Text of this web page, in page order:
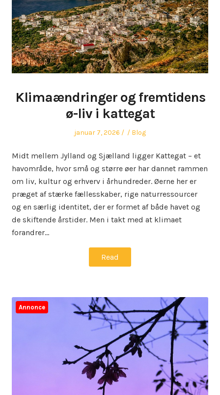
Klimaændringer og fremtidens
ø-liv i kattegat
Posted
januar 7, 2026 Author
Posted
Blog
Midt mellem Jylland og Sjælland ligger Kattegat – et
havområde, hvor små og større øer har dannet rammen
om liv, kultur og erhverv i århundreder. Øerne her er
præget af stærke fællesskaber, rige naturressourcer
og en særlig identitet, der er formet af både havet og
de skiftende årstider. Men i takt med at klimaet
forandrer…
Read
Annonce